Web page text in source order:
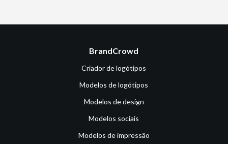
BrandCrowd
Criador de logótipos
Modelos de logótipos
Modelos de design
Modelos sociais
Modelos de impressão